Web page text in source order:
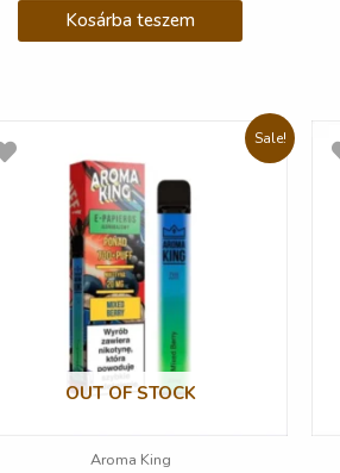
Kosárba teszem
Sale!
OUT OF STOCK
Aroma King